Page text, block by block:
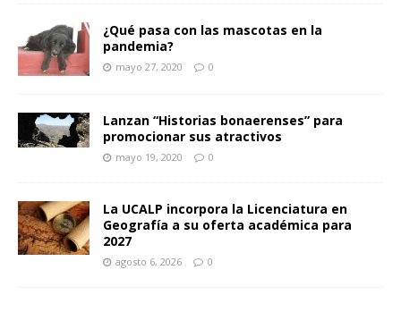
¿Qué pasa con las mascotas en la
pandemia?
mayo 27, 2020 0
Lanzan “Historias bonaerenses” para
promocionar sus atractivos
mayo 19, 2020 0
La UCALP incorpora la Licenciatura en
Geografía a su oferta académica para
2027
agosto 6, 2026 0